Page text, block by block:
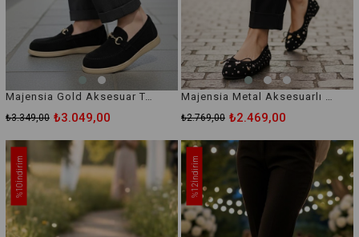
₺3.049,00
₺3.349,00 ₺2.469,00
₺2.769,00
%10
İndirim
%12
İndirim